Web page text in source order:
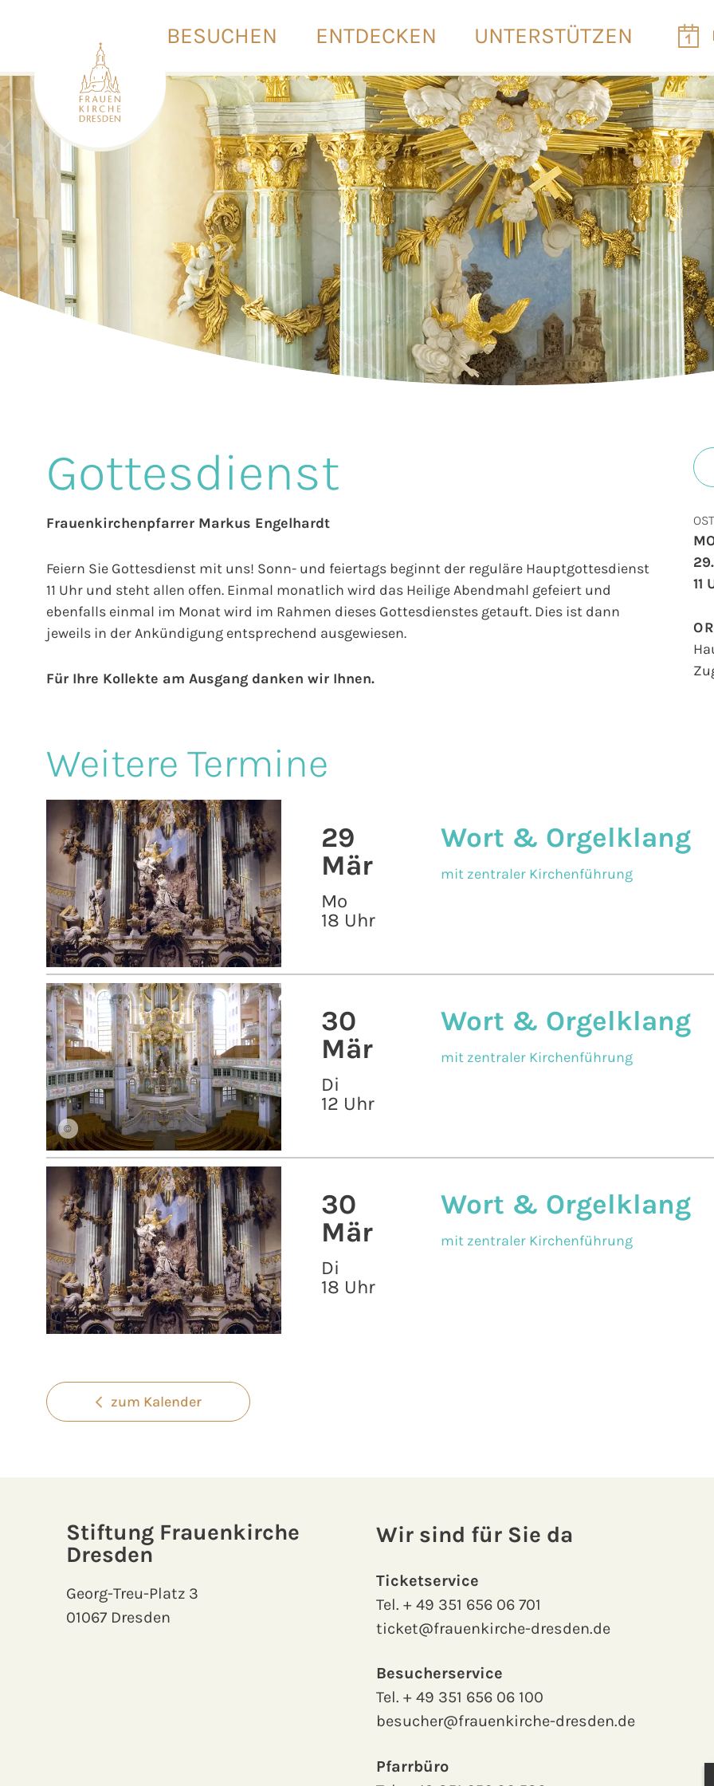
BESUCHEN ENTDECKEN UNTERSTÜTZEN
Gottesdienst
Frauenkirchenpfarrer Markus Engelhardt
Feiern Sie Gottesdienst mit uns! Sonn- und feiertags beginnt der reguläre Hauptgottesdienst
11 Uhr und steht allen offen. Einmal monatlich wird das Heilige Abendmahl gefeiert und
ebenfalls einmal im Monat wird im Rahmen dieses Gottesdienstes getauft. Dies ist dann
jeweils in der Ankündigung entsprechend ausgewiesen.
Für Ihre Kollekte am Ausgang danken wir Ihnen.
11
Weitere Termine
29
Mär
Mo
18 Uhr
Wort & Orgelklang
mit zentraler Kirchenführung
©
30
Mär
Di
12 Uhr
Wort & Orgelklang
mit zentraler Kirchenführung
30
Mär
Di
18 Uhr
Wort & Orgelklang
mit zentraler Kirchenführung
zum Kalender
Stiftung Frauenkirche
Dresden
Georg-Treu-Platz 3
01067 Dresden
Wir sind für Sie da
Ticketservice
Tel.+ 49 351 656 06 701
ticket@frauenkirche-dresden.de
Besucherservice
Tel.+ 49 351 656 06 100
besucher@frauenkirche-dresden.de
Pfarrbüro